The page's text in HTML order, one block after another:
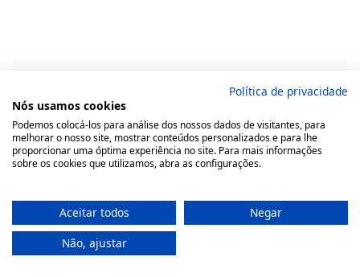
Política de privacidade
Nós usamos cookies
Podemos colocá-los para análise dos nossos dados de visitantes, para
melhorar o nosso site, mostrar conteúdos personalizados e para lhe
proporcionar uma óptima experiência no site. Para mais informações
sobre os cookies que utilizamos, abra as configurações.
Aceitar todos
Negar
Não, ajustar